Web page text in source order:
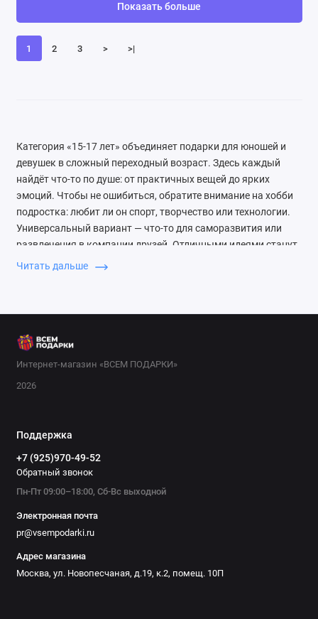
1 2 3 > >|
Показать больше
Категория «15-17 лет» объединяет подарки для юношей и
девушек в сложный переходный возраст. Здесь каждый
найдёт что-то по душе: от практичных вещей до ярких
эмоций. Чтобы не ошибиться, обратите внимание на хобби
подростка: любит ли он спорт, творчество или технологии.
Универсальный вариант — что-то для саморазвития или
развлечения в компании друзей. Отличными идеями станут
беспроводные наушники или портативная колонка для
доступным ценам. Выбирайте подарок, который порадует и
запомнится!
Читать дальше
Интернет-магазин «ВСЕМ ПОДАРКИ»
2026
Поддержка
+7 (925)970-49-52
Обратный звонок
Пн-Пт 09:00–18:00, Сб-Вс выходной
Электронная почта
pr@vsempodarki.ru
Адрес магазина
Москва, ул. Новопесчаная, д.19, к.2, помещ. 10П